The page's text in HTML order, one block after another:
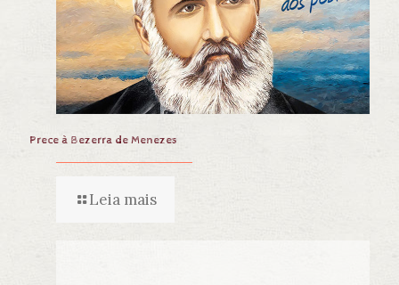
Prece à Bezerra de Menezes
Leia mais